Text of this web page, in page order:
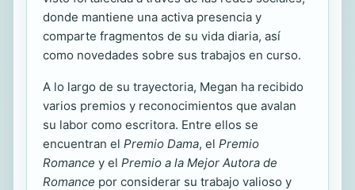
donde mantiene una activa presencia y
comparte fragmentos de su vida diaria, así
como novedades sobre sus trabajos en curso.
A lo largo de su trayectoria, Megan ha recibido
varios premios y reconocimientos que avalan
su labor como escritora. Entre ellos se
encuentran el Premio Dama, el Premio
Romance y el Premio a la Mejor Autora de
Romance por considerar su trabajo valioso y